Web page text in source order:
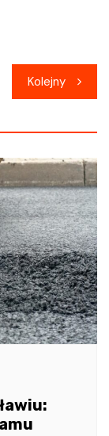
Kolejny